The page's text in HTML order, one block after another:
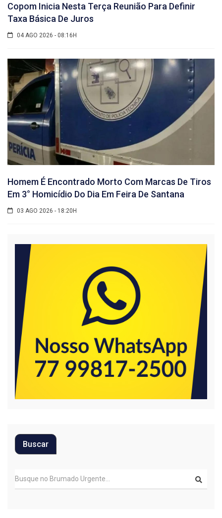
Copom Inicia Nesta Terça Reunião Para Definir
Taxa Básica De Juros
04 AGO 2026 - 08:16H
Homem É Encontrado Morto Com Marcas De Tiros
Em 3° Homicídio Do Dia Em Feira De Santana
03 AGO 2026 - 18:20H
Buscar